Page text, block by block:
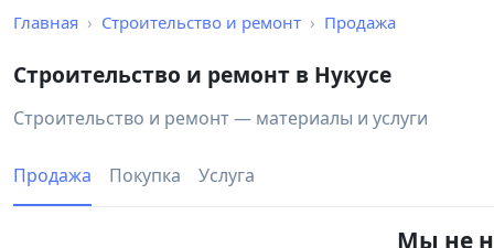
Главная Строительство и ремонт Продажа
Строительство и ремонт в Нукусе
Строительство и ремонт — материалы и услуги
Продажа Покупка Услуга
Мы не